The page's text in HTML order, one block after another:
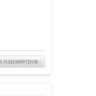
параметров